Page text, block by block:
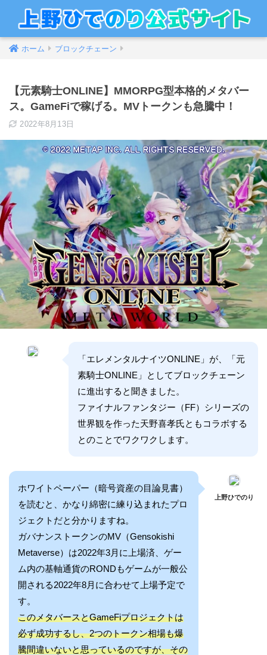
ホーム ブロックチェーン
【元素騎士ONLINE】MMORPG型本格的メタバー
ス。GameFiで稼げる。MVトークンも急騰中！
2022年8月13日
「エレメンタルナイツONLINE」が、「元
素騎士ONLINE」としてブロックチェーン
に進出すると聞きました。
ファイナルファンタジー（FF）シリーズの
世界観を作った天野喜孝氏ともコラボする
とのことでワクワクします。
ホワイトペーパー（暗号資産の目論見書）
を読むと、かなり綿密に練り込まれたプロ
ジェクトだと分かりますね。
ガバナンストークンのMV（Gensokishi
Metaverse）は2022年3月に上場済、ゲー
ム内の基軸通貨のRONDもゲームが一般公
開される2022年8月に合わせて上場予定で
す。
このメタバースとGameFiプロジェクトは
必ず成功するし、2つのトークン相場も爆
騰間違いないと思っているのですが、その
上野ひでのり